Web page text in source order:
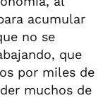
acumular
no se
que
por miles de
muchos de